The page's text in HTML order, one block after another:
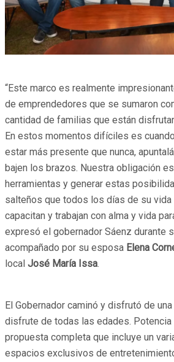
“Este marco es realmente
de emprendedores que se sumaron
cantidad de familias que están
En estos momentos difíciles es
estar más presente que nunca,
bajen los brazos. Nuestra obligación
herramientas y generar estas
salteños que todos los días de su
capacitan y trabajan con alma y vida
expresó el gobernador Sáenz durante
acompañado por su esposa Elena
local José María Issa.
El Gobernador caminó y disfrutó de
disfrute de todas las edades.
propuesta completa que incluye un
espacios exclusivos de